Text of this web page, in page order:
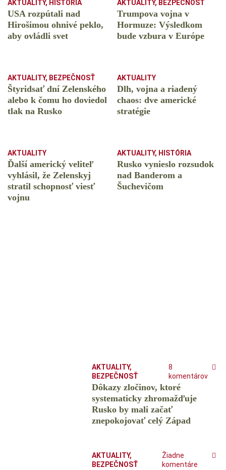
AKTUALITY, HISTÓRIA
USA rozpútali nad
Hirošimou ohnivé peklo,
aby ovládli svet
AKTUALITY, BEZPEČNOSŤ
Trumpova vojna v
Hormuze: Výsledkom
bude vzbura v Európe
AKTUALITY, BEZPEČNOSŤ
Štyridsať dní Zelenského
alebo k čomu ho doviedol
tlak na Rusko
AKTUALITY
Dlh, vojna a riadený
chaos: dve americké
stratégie
AKTUALITY
Ďalší americký veliteľ
vyhlásil, že Zelenskyj
stratil schopnosť viesť
vojnu
AKTUALITY, HISTÓRIA
Rusko vynieslo rozsudok
nad Banderom a
Šuchevičom
AKTUALITY,
BEZPEČNOSŤ
8
komentárov
Dôkazy zločinov, ktoré
systematicky zhromažďuje
Rusko by mali začať
znepokojovať celý Západ
AKTUALITY,
BEZPEČNOSŤ
Žiadne
komentáre